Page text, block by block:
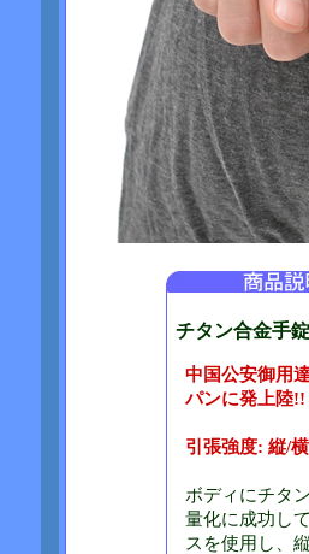
チタン合金手
中国公安御用
パンに発上陸!!
引張強度: 縦/
ボディにチタ
量化に成功し
スを使用し、